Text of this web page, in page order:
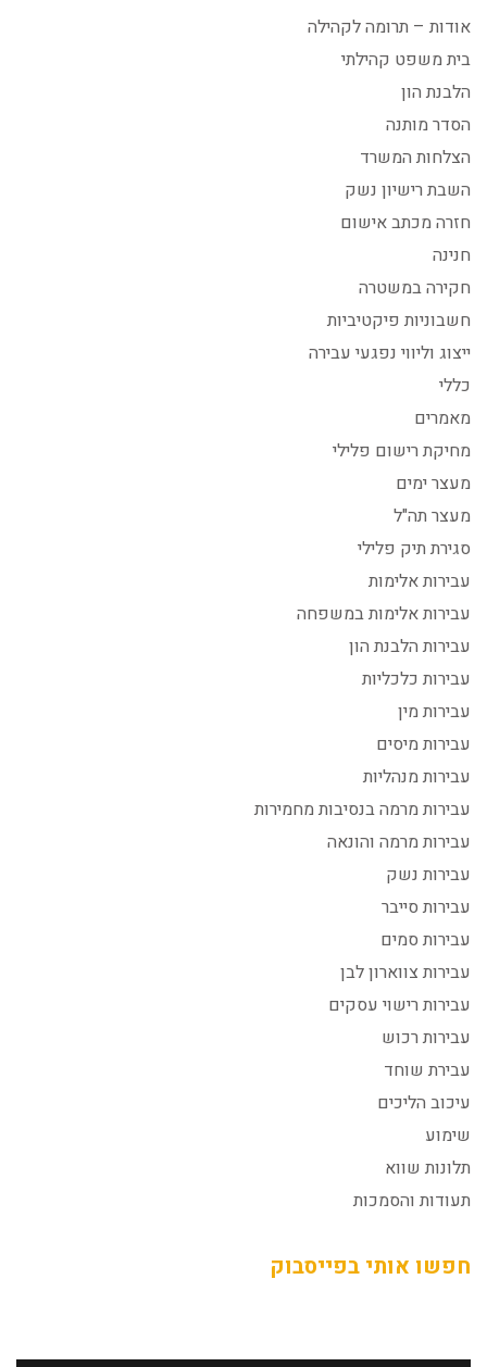
אודות – תרומה לקהילה
בית משפט קהילתי
הלבנת הון
הסדר מותנה
הצלחות המשרד
השבת רישיון נשק
חזרה מכתב אישום
חנינה
חקירה במשטרה
חשבוניות פיקטיביות
ייצוג וליווי נפגעי עבירה
כללי
מאמרים
מחיקת רישום פלילי
מעצר ימים
מעצר תה"ל
סגירת תיק פלילי
עבירות אלימות
עבירות אלימות במשפחה
עבירות הלבנת הון
עבירות כלכליות
עבירות מין
עבירות מיסים
עבירות מנהליות
עבירות מרמה בנסיבות מחמירות
עבירות מרמה והונאה
עבירות נשק
עבירות סייבר
עבירות סמים
עבירות צווארון לבן
עבירות רישוי עסקים
עבירות רכוש
עבירת שוחד
עיכוב הליכים
שימוע
תלונות שווא
תעודות והסמכות
חפשו אותי בפייסבוק